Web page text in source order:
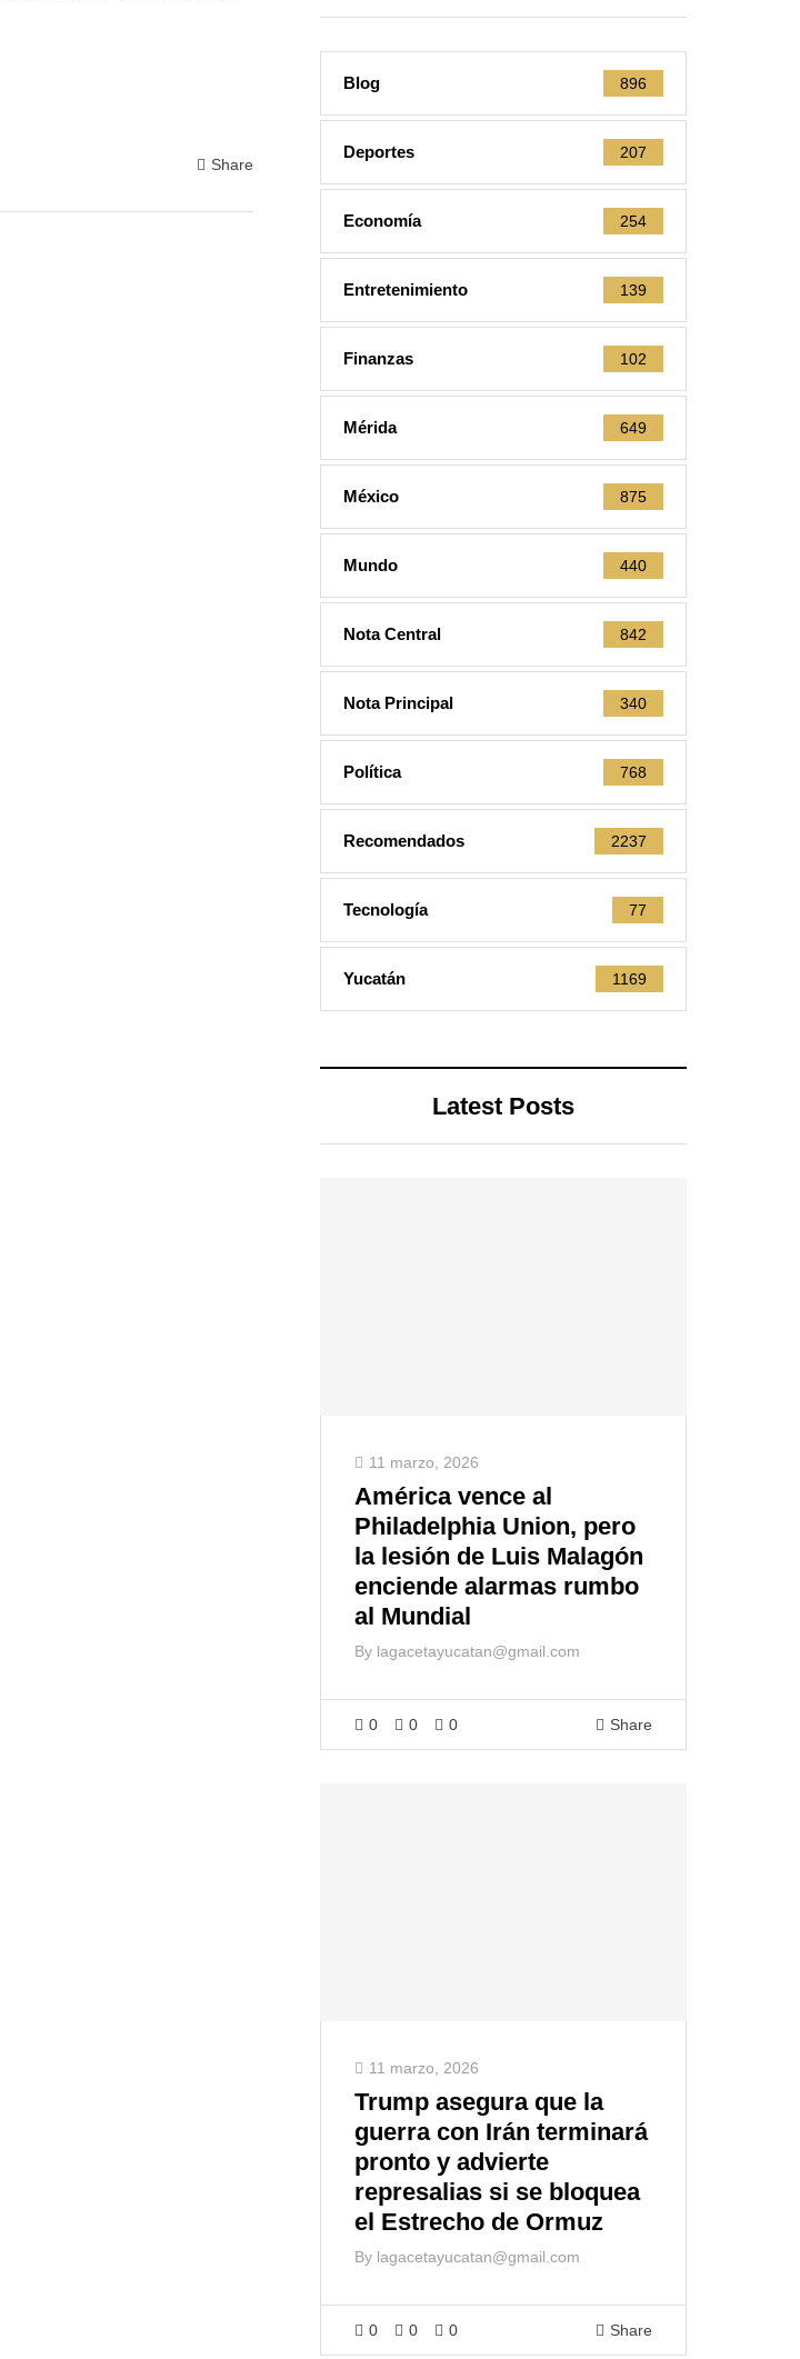
Share
Blog 896
Deportes 207
Economía 254
Entretenimiento 139
Finanzas 102
Mérida 649
México 875
Mundo 440
Nota Central 842
Nota Principal 340
Política 768
Recomendados 2237
Tecnología 77
Yucatán 1169
Latest Posts
11 marzo, 2026
América vence al
Philadelphia Union, pero
la lesión de Luis Malagón
enciende alarmas rumbo
al Mundial
By lagacetayucatan@gmail.com
0 0 0 Share
11 marzo, 2026
Trump asegura que la
guerra con Irán terminará
pronto y advierte
represalias si se bloquea
el Estrecho de Ormuz
By lagacetayucatan@gmail.com
0 0 0 Share